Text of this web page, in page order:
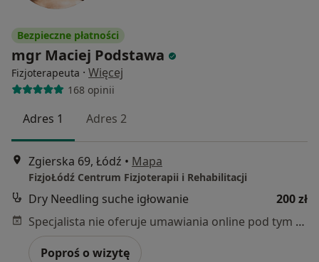
Bezpieczne płatności
mgr Maciej Podstawa
Fizjoterapeuta · Więcej
168 opinii
Adres 1 Adres 2
Zgierska 69, Łódź • Mapa
FizjoŁódź Centrum Fizjoterapii i Rehabilitacji
Dry Needling suche igłowanie
200 zł
Specjalista nie oferuje umawiania online pod tym adresem.
Poproś o wizytę